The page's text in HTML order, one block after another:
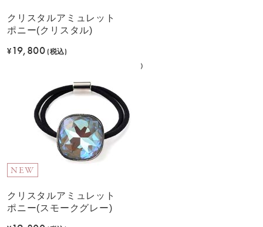
クリスタルアミュレット
ポニー(クリスタル)
¥ 19,800(税込)
NEW
クリスタルアミュレット
ポニー(スモークグレー)